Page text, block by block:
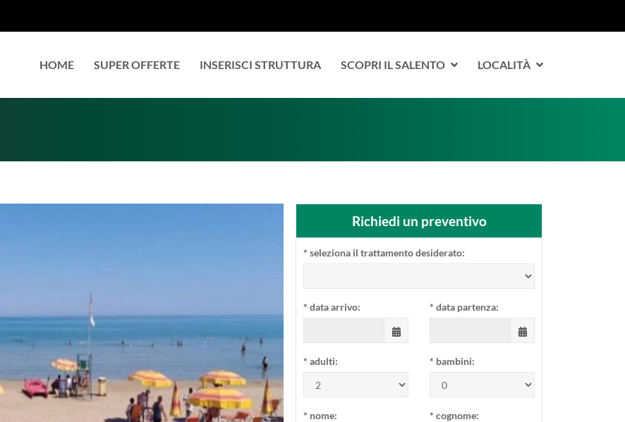
HOME SUPER OFFERTE INSERISCI STRUTTURA SCOPRI IL SALENTO LOCALITÀ
Richiedi un preventivo
* seleziona il trattamento desiderato:
* data arrivo: * data partenza:
* adulti: * bambini:
* nome: * cognome: